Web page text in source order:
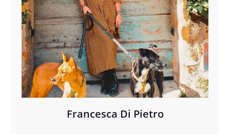
Francesca Di Pietro